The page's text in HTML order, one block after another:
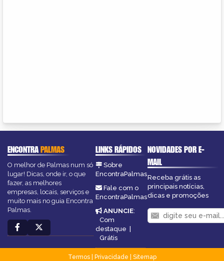
ENCONTRAPALMAS
O melhor de Palmas num só
lugar! Dicas, onde ir, o que
fazer, as melhores
empresas, locais, serviços e
muito mais no guia Encontra
Palmas.
LINKS RÁPIDOS
Sobre
EncontraPalmas
Fale com o
EncontraPalmas
ANUNCIE:
Com
destaque |
Grátis
NOVIDADES POR E-
MAIL
Receba grátis as
principais notícias,
dicas e promoções
Termos| Privacidade
Sitemap